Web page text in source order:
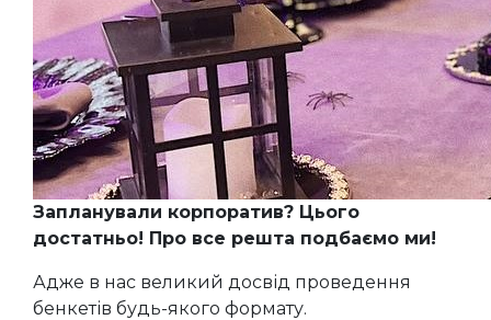
Запланували корпоратив? Цього
достатньо! Про все решта подбаємо ми!
Адже в нас великий досвід проведення
бенкетів будь-якого формату.